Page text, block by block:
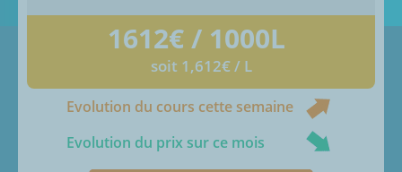
1612€ / 1000L
soit 1,612€ / L
Evolution du cours cette semaine
Evolution du prix sur ce mois